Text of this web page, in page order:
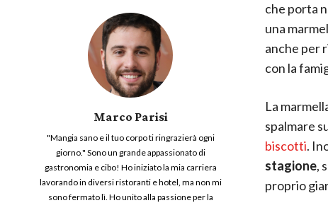
Marco Parisi
"Mangia sano e il tuo corpo ti ringrazierà ogni
giorno." Sono un grande appassionato di
gastronomia e cibo! Ho iniziato la mia carriera
lavorando in diversi ristoranti e hotel, ma non mi
sono fermato lì. Ho unito alla passione per la
che porta
una
anche per
con la
La
spalmare
biscotti.
stagione,
proprio